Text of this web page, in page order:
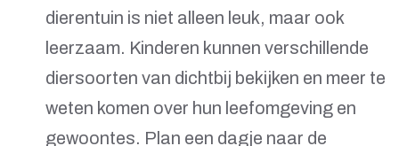
dierentuin is niet alleen leuk, maar ook
leerzaam. Kinderen kunnen verschillende
diersoorten van dichtbij bekijken en meer te
weten komen over hun leefomgeving en
gewoontes. Plan een dagje naar de